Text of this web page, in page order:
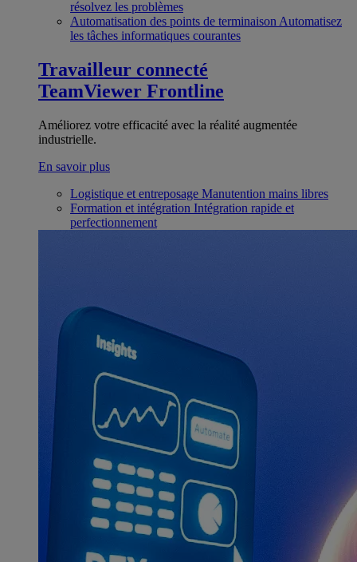
résolvez les problèmes
Automatisation des points de terminaison Automatisez
les tâches informatiques courantes
Travailleur connecté
TeamViewer Frontline
Améliorez votre efficacité avec la réalité augmentée
industrielle.
En savoir plus
Logistique et entreposage Manutention mains libres
Formation et intégration Intégration rapide et
perfectionnement